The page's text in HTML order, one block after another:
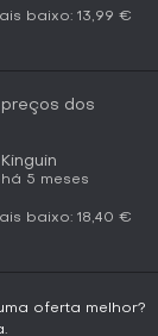
para teste, é
uma fuga leve.
baixo: 13,99 €
dos
Kinguin
há 5 meses
baixo: 18,40 €
oferta melhor?